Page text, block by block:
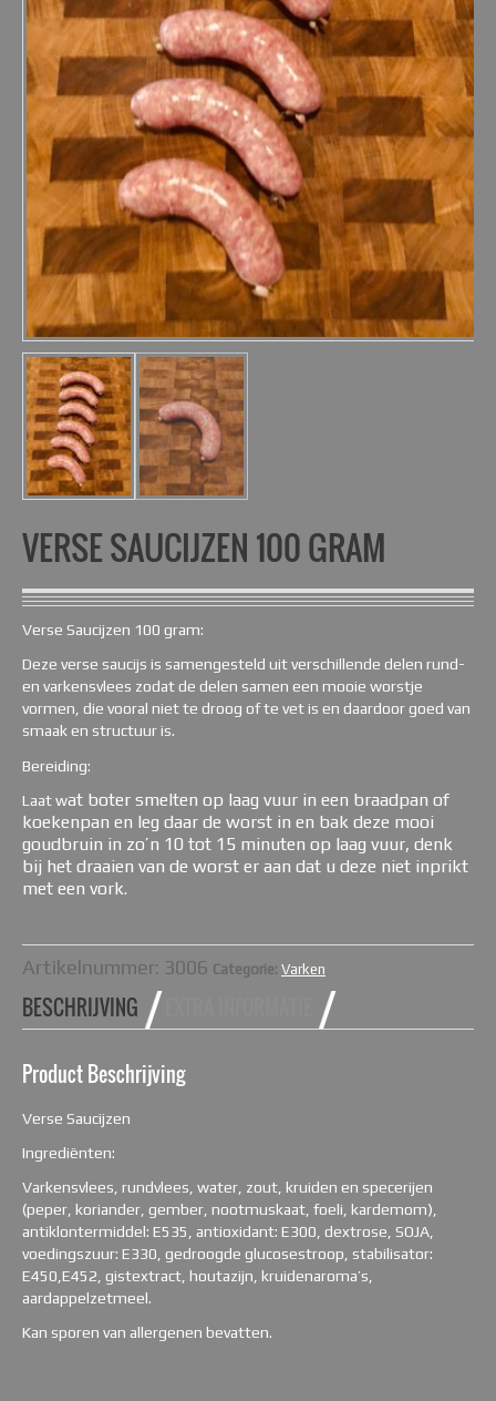
VERSE SAUCIJZEN 100 GRAM
Verse Saucijzen 100 gram:
Deze verse saucijs is samengesteld uit verschillende delen rund-
en varkensvlees zodat de delen samen een mooie worstje
vormen, die vooral niet te droog of te vet is en daardoor goed van
smaak en structuur is.
Bereiding:
Laat wat boter smelten op laag vuur in een braadpan of
koekenpan en leg daar de worst in en bak deze mooi
goudbruin in zo’n 10 tot 15 minuten op laag vuur, denk
bij het draaien van de worst er aan dat u deze niet inprikt
met een vork.
Artikelnummer: 3006 Categorie: Varken
BESCHRIJVING
Product Beschrijving
Verse Saucijzen
Ingrediënten:
Varkensvlees, rundvlees, water, zout, kruiden en specerijen
(peper, koriander, gember, nootmuskaat, foeli, kardemom),
antiklontermiddel: E535, antioxidant: E300, dextrose, SOJA,
voedingszuur: E330, gedroogde glucosestroop, stabilisator:
E450,E452, gistextract, houtazijn, kruidenaroma’s,
aardappelzetmeel.
Kan sporen van allergenen bevatten.